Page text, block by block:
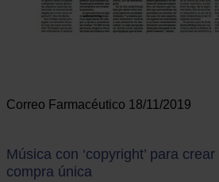
Correo Farmacéutico 18/11/2019
Música con ‘copyright’ para
compra única